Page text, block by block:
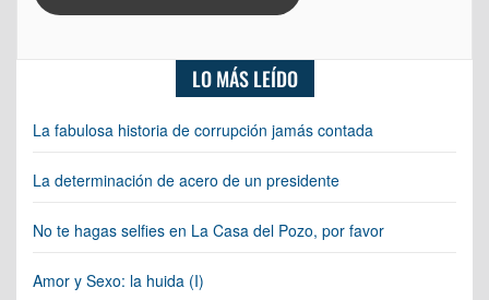
LO MÁS LEÍDO
La fabulosa historia de corrupción jamás contada
La determinación de acero de un presidente
No te hagas selfies en La Casa del Pozo, por favor
Amor y Sexo: la huida (I)